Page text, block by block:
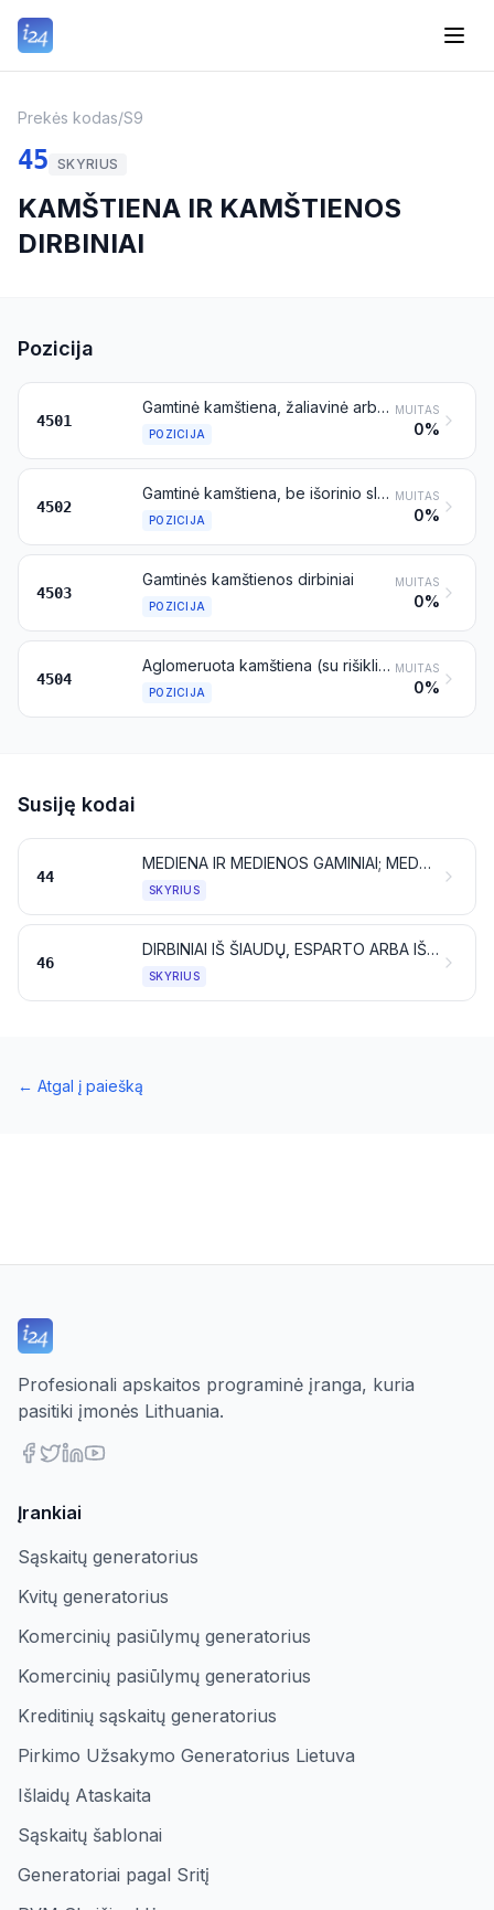
Prekės kodas/S9
45 SKYRIUS
KAMŠTIENA IR KAMŠTIENOS
DIRBINIAI
Pozicija
4501
Gamtinė kamštiena, žaliavinė arba paprastai paruošta; kamštienos atliekos; trupinta, granuliuota arba malta kamštiena
POZICIJA
MUITAS
0%
4502
Gamtinė kamštiena, be išorinio sluoksnio arba grubiai aptašyta arba stačiakampių (įskaitant kvadratinius) blokų, plokščių, lakštų arba juostų (įskaitant briaunotus kamščių arba kaiščių ruošinius) pavidalo
POZICIJA
MUITAS
0%
4503
Gamtinės kamštienos dirbiniai
POZICIJA
MUITAS
0%
4504
Aglomeruota kamštiena (su rišikliu arba be jo) ir aglomeruotos kamštienos dirbiniai
POZICIJA
MUITAS
0%
Susiję kodai
44
MEDIENA IR MEDIENOS GAMINIAI; MEDŽIO ANGLYS
SKYRIUS
46
DIRBINIAI IŠ ŠIAUDŲ, ESPARTO ARBA IŠ KITŲ PYNIMO MEDŽIAGŲ; PINTINĖS IR PINTI DIRBINIAI
SKYRIUS
← Atgal į paiešką
Profesionali apskaitos programinė įranga, kuria
pasitiki įmonės Lithuania.
Įrankiai
Sąskaitų generatorius
Kvitų generatorius
Komercinių pasiūlymų generatorius
Komercinių pasiūlymų generatorius
Kreditinių sąskaitų generatorius
Pirkimo Užsakymo Generatorius Lietuva
Išlaidų Ataskaita
Sąskaitų šablonai
Generatoriai pagal Sritį